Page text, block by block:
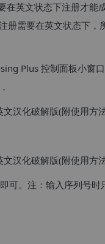
英文状态下注册才能
需要在英文状态下，
Plus 控制面板小窗
可。注：输入序列号时